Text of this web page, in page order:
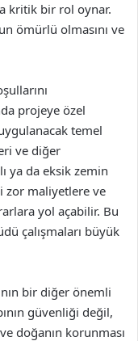
kritik bir rol oynar.
ömürlü olmasını ve
projeye özel
temel
ve diğer
ya da eksik zemin
zor maliyetlere ve
yol açabilir. Bu
çalışmaları büyük
bir diğer önemli
güvenliği değil,
doğanın korunması